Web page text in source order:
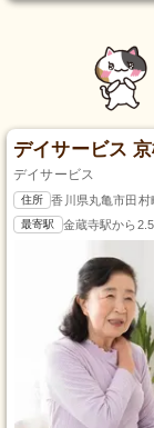
デイサービス
デイサービス
住所 香川県丸亀市田村
最寄駅 金蔵寺駅から